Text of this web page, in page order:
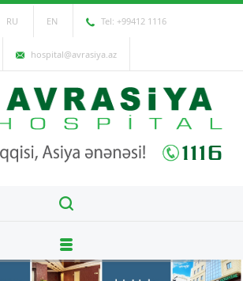
RU EN Tel: +99412 1116
hospital@avrasiya.az